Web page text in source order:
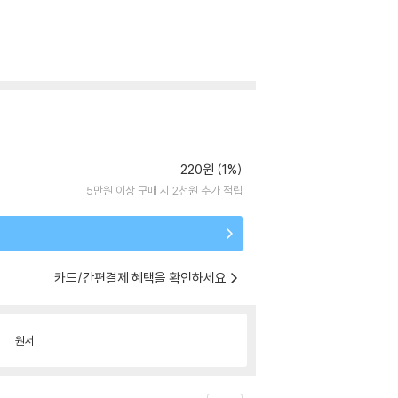
220원 (1%)
5만원 이상 구매 시 2천원 추가 적립
카드/간편결제 혜택을 확인하세요
원서